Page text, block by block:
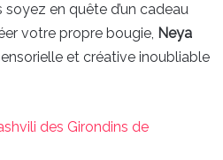
soyez en quête d’un cadeau
votre propre bougie, Neya
et créative inoubliable
des Girondins de